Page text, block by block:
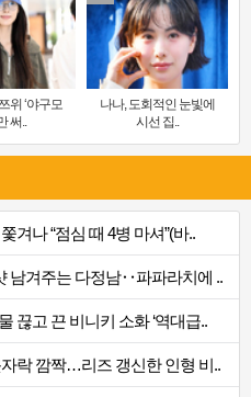
위 ‘야구모
써..
나나, 도회적인 눈빛에
시선 집..
겨나 “점심 때 4병 마셔”(바..
남겨주는 다정남‥파파라치에 ..
끊고 끈 비니키 소화 ‘역대급..
락 깜짝…리즈 갱신한 인형 비..